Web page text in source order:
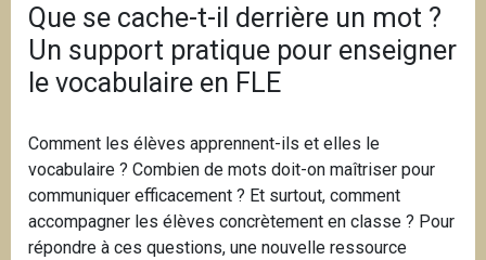
f
a
d
a
g
a
t
i
o
n
Que se cache-t-il derrière un mot ?
Un support pratique pour enseigner
le vocabulaire en FLE
Comment les élèves apprennent-ils et elles le
vocabulaire ? Combien de mots doit-on maîtriser pour
communiquer efficacement ? Et surtout, comment
accompagner les élèves concrètement en classe ? Pour
répondre à ces questions, une nouvelle ressource